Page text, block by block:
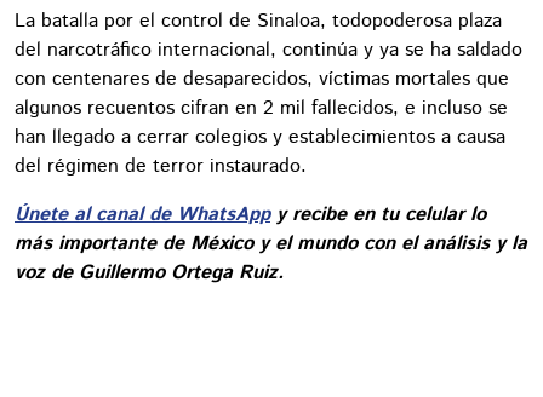
La batalla por el control de Sinaloa, todopoderosa plaza
del narcotráfico internacional, continúa y ya se ha saldado
con centenares de desaparecidos, víctimas mortales que
algunos recuentos cifran en 2 mil fallecidos, e incluso se
han llegado a cerrar colegios y establecimientos a causa
del régimen de terror instaurado.
Únete al canal de WhatsAppy recibe en tu celular lo
más importante de México y el mundo con el análisis y la
voz de Guillermo Ortega Ruiz.